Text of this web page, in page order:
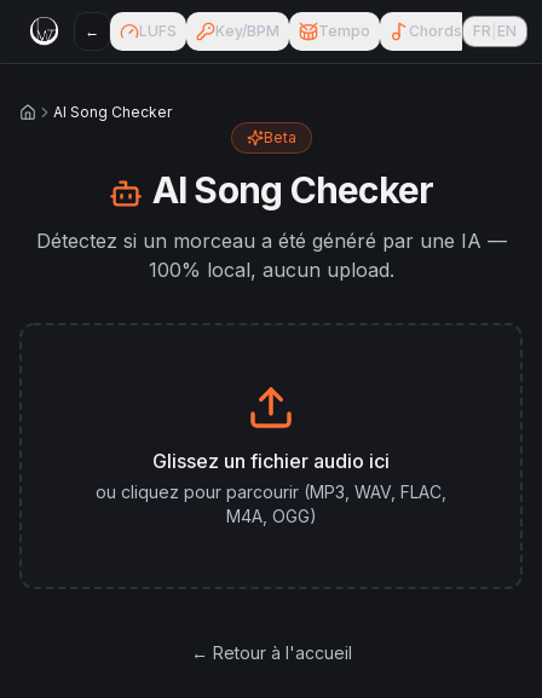
← LUFS Key/BPM Tempo Chords MIDI
FR EN
AccueilAI Song Checker
Beta
AI Song Checker
Détectez si un morceau a été généré par une IA —
100% local, aucun upload.
Glissez un fichier audio ici
ou cliquez pour parcourir (MP3, WAV, FLAC,
M4A, OGG)
← Retour à l'accueil